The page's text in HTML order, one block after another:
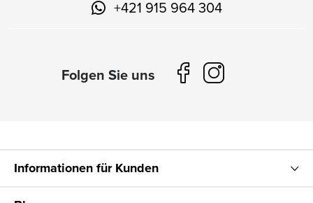
+421 915 964 304
Informationen für Kunden